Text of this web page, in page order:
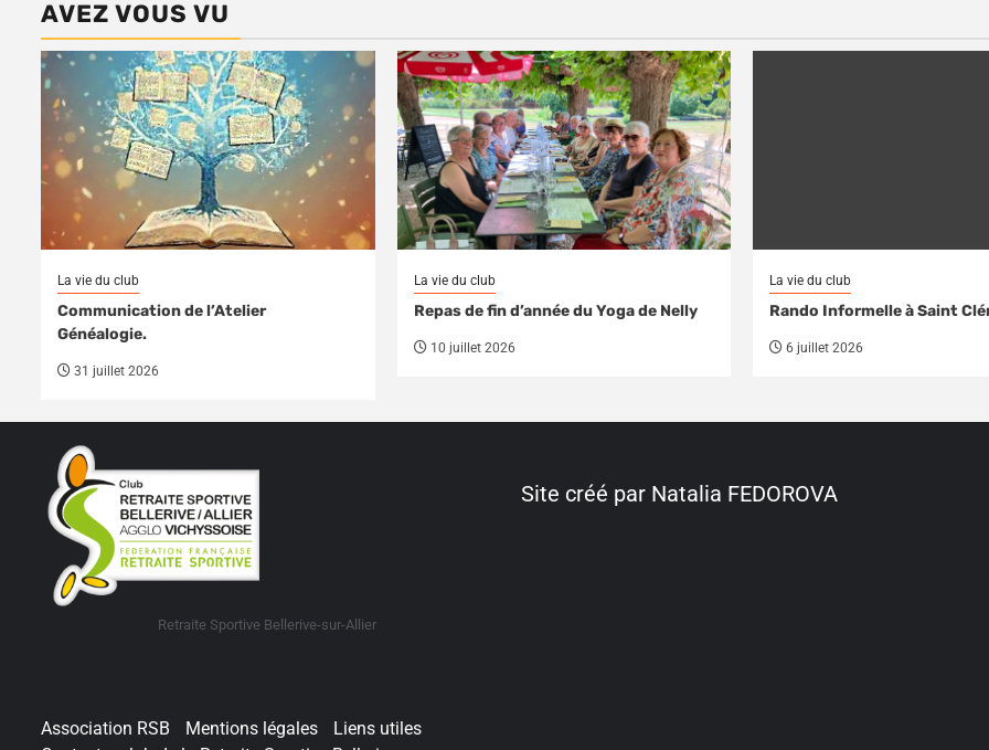
AVEZ VOUS VU
La vie du club
Communication de l’Atelier
Généalogie.
31 juillet 2026
La vie du club
Repas de fin d’année du Yoga de Nelly
10 juillet 2026
La vie du club
Rando Informelle à Saint
6 juillet 2026
Retraite Sportive Bellerive-sur-Allier
Site créé par Natalia FEDOROVA
Association RSB
Mentions légales
Liens utiles